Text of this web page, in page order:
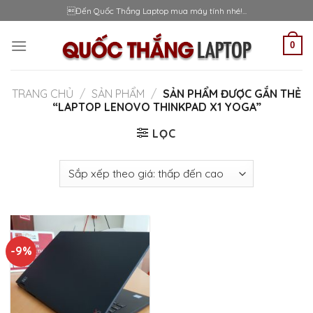
to
content
Đến Quốc Thắng Laptop mua máy tính nhé!...
0
TRANG CHỦ / SẢN PHẨM / SẢN PHẨM ĐƯỢC GẮN THẺ
“LAPTOP LENOVO THINKPAD X1 YOGA”
LỌC
-9%